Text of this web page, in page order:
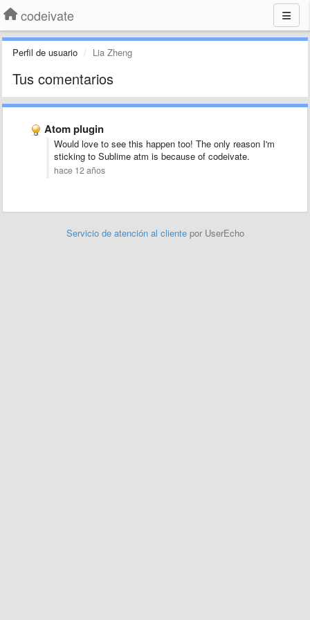
codeivate
Perfil de usuario Lia Zheng
Tus comentarios
Atom plugin
Would love to see this happen too! The only reason I'm
sticking to Sublime atm is because of codeivate.
hace 12 años
Servicio de atención al cliente por UserEcho